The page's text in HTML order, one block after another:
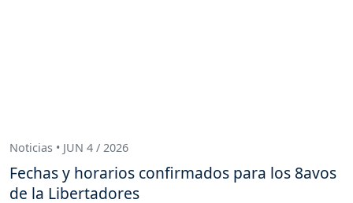
Noticias • JUN 4 / 2026
Fechas y horarios confirmados para los 8avos
de la Libertadores